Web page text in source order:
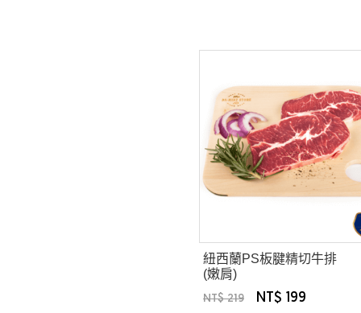
紐西蘭PS板腱精切牛排
(嫩肩)
NT$ 219 NT$ 199